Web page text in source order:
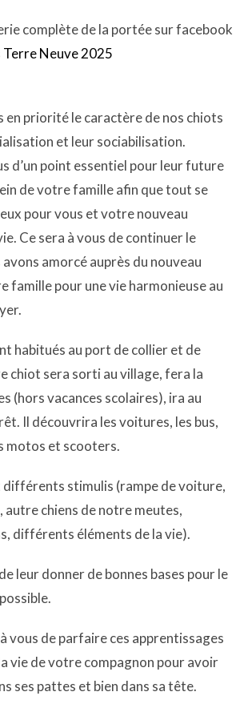
complète de la portée sur facebook
Neuve 2025
en priorité le caractère de nos chiots
et leur sociabilisation.
d’un point essentiel pour leur future
de votre famille afin que tout se
pour vous et votre nouveau
Ce sera à vous de continuer le
amorcé auprès du nouveau
famille pour une vie harmonieuse au
habitués au port de collier et de
chiot sera sorti au village, fera la
(hors vacances scolaires), ira au
Il découvrira les voitures, les bus,
motos et scooters.
stimulis (rampe de voiture,
autre chiens de notre meutes,
différents éléments de la vie).
leur donner de bonnes bases pour le
vous de parfaire ces apprentissages
vie de votre compagnon pour avoir
ses pattes et bien dans sa tête.